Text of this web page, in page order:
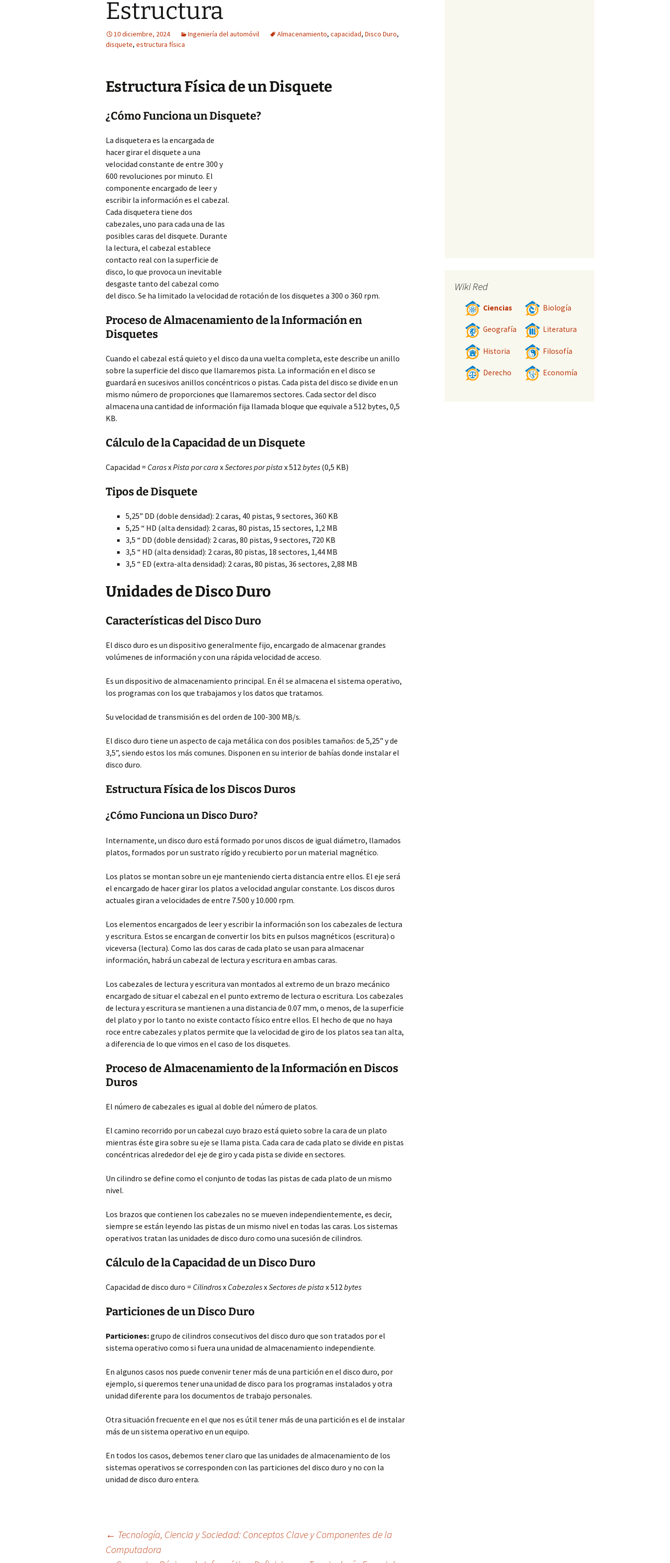
Estructura
10 diciembre, 2024 Ingeniería del automóvil Almacenamiento, capacidad, Disco Duro,
disquete, estructura física
Estructura Física de un Disquete
¿Cómo Funciona un Disquete?
La disquetera es la encargada de
hacer girar el disquete a una
velocidad constante de entre 300 y
600 revoluciones por minuto. El
componente encargado de leer y
escribir la información es el cabezal.
Cada disquetera tiene dos
cabezales, uno para cada una de las
posibles caras del disquete. Durante
la lectura, el cabezal establece
contacto real con la superficie de
disco, lo que provoca un inevitable
desgaste tanto del cabezal como
del disco. Se ha limitado la velocidad de rotación de los disquetes a 300 o 360 rpm.
Proceso de Almacenamiento de la Información en
Disquetes
Cuando el cabezal está quieto y el disco da una vuelta completa, este describe un anillo
sobre la superficie del disco que llamaremos pista. La información en el disco se
guardará en sucesivos anillos concéntricos o pistas. Cada pista del disco se divide en un
mismo número de proporciones que llamaremos sectores. Cada sector del disco
almacena una cantidad de información fija llamada bloque que equivale a 512 bytes, 0,5
KB.
Cálculo de la Capacidad de un Disquete
Capacidad = CarasxPista por cara xSectores por pista x 512bytes (0,5 KB)
Tipos de Disquete
5,25” DD (doble densidad): 2 caras, 40 pistas, 9 sectores, 360 KB
5,25 “ HD (alta densidad): 2 caras, 80 pistas, 15 sectores, 1,2 MB
3,5 “ DD (doble densidad): 2 caras, 80 pistas, 9 sectores, 720 KB
3,5 “ HD (alta densidad): 2 caras, 80 pistas, 18 sectores, 1,44 MB
3,5 “ ED (extra-alta densidad): 2 caras, 80 pistas, 36 sectores, 2,88 MB
Unidades de Disco Duro
Características del Disco Duro
El disco duro es un dispositivo generalmente fijo, encargado de almacenar grandes
volúmenes de información y con una rápida velocidad de acceso.
Es un dispositivo de almacenamiento principal. En él se almacena el sistema operativo,
los programas con los que trabajamos y los datos que tratamos.
Su velocidad de transmisión es del orden de 100-300 MB/s.
El disco duro tiene un aspecto de caja metálica con dos posibles tamaños: de 5,25” y de
3,5”, siendo estos los más comunes. Disponen en su interior de bahías donde instalar el
disco duro.
Estructura Física de los Discos Duros
¿Cómo Funciona un Disco Duro?
Internamente, un disco duro está formado por unos discos de igual diámetro, llamados
platos, formados por un sustrato rígido y recubierto por un material magnético.
Los platos se montan sobre un eje manteniendo cierta distancia entre ellos. El eje será
el encargado de hacer girar los platos a velocidad angular constante. Los discos duros
actuales giran a velocidades de entre 7.500 y 10.000 rpm.
Los elementos encargados de leer y escribir la información son los cabezales de lectura
y escritura. Estos se encargan de convertir los bits en pulsos magnéticos (escritura) o
viceversa (lectura). Como las dos caras de cada plato se usan para almacenar
información, habrá un cabezal de lectura y escritura en ambas caras.
Los cabezales de lectura y escritura van montados al extremo de un brazo mecánico
encargado de situar el cabezal en el punto extremo de lectura o escritura. Los cabezales
de lectura y escritura se mantienen a una distancia de 0.07 mm, o menos, de la superficie
del plato y por lo tanto no existe contacto físico entre ellos. El hecho de que no haya
roce entre cabezales y platos permite que la velocidad de giro de los platos sea tan alta,
a diferencia de lo que vimos en el caso de los disquetes.
Proceso de Almacenamiento de la Información en Discos
Duros
El número de cabezales es igual al doble del número de platos.
El camino recorrido por un cabezal cuyo brazo está quieto sobre la cara de un plato
mientras éste gira sobre su eje se llama pista. Cada cara de cada plato se divide en pistas
concéntricas alrededor del eje de giro y cada pista se divide en sectores.
Un cilindro se define como el conjunto de todas las pistas de cada plato de un mismo
nivel.
Los brazos que contienen los cabezales no se mueven independientemente, es decir,
siempre se están leyendo las pistas de un mismo nivel en todas las caras. Los sistemas
operativos tratan las unidades de disco duro como una sucesión de cilindros.
Cálculo de la Capacidad de un Disco Duro
Capacidad de disco duro = Cilindrosx CabezalesxSectores de pista x 512bytes
Particiones de un Disco Duro
Particiones:grupo de cilindros consecutivos del disco duro que son tratados por el
sistema operativo como si fuera una unidad de almacenamiento independiente.
En algunos casos nos puede convenir tener más de una partición en el disco duro, por
ejemplo, si queremos tener una unidad de disco para los programas instalados y otra
unidad diferente para los documentos de trabajo personales.
Otra situación frecuente en el que nos es útil tener más de una partición es el de instalar
más de un sistema operativo en un equipo.
En todos los casos, debemos tener claro que las unidades de almacenamiento de los
sistemas operativos se corresponden con las particiones del disco duro y no con la
unidad de disco duro entera.
Navegación
← Tecnología, Ciencia y Sociedad: Conceptos Clave y Componentes de la
Computadora
Wiki Red
Ciencias Biología
Geografía Literatura
Historia Filosofía
Derecho Economía